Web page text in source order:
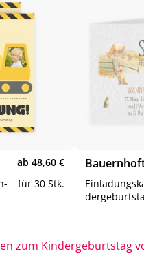
ab 48,60 €
für 30 Stk.
zum Kin­der­ge­burts­tag